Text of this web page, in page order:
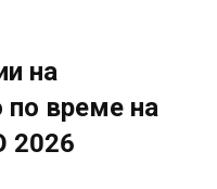
на
време на
2026